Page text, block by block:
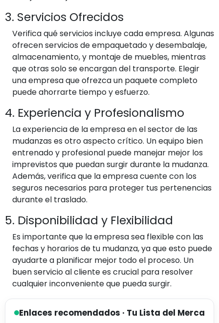
3. Servicios Ofrecidos
Verifica qué servicios incluye cada empresa. Algunas
ofrecen servicios de empaquetado y desembalaje,
almacenamiento, y montaje de muebles, mientras
que otras solo se encargan del transporte. Elegir
una empresa que ofrezca un paquete completo
puede ahorrarte tiempo y esfuerzo.
4. Experiencia y Profesionalismo
La experiencia de la empresa en el sector de las
mudanzas es otro aspecto crítico. Un equipo bien
entrenado y profesional puede manejar mejor los
imprevistos que puedan surgir durante la mudanza.
Además, verifica que la empresa cuente con los
seguros necesarios para proteger tus pertenencias
durante el traslado.
5. Disponibilidad y Flexibilidad
Es importante que la empresa sea flexible con las
fechas y horarios de tu mudanza, ya que esto puede
ayudarte a planificar mejor todo el proceso. Un
buen servicio al cliente es crucial para resolver
cualquier inconveniente que pueda surgir.
Enlaces recomendados · Tu Lista del Merca